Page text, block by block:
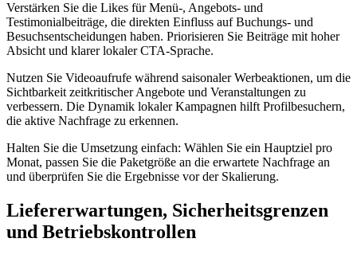
Verstärken Sie die Likes für Menü-, Angebots- und
Testimonialbeiträge, die direkten Einfluss auf Buchungs- und
Besuchsentscheidungen haben. Priorisieren Sie Beiträge mit hoher
Absicht und klarer lokaler CTA-Sprache.
Nutzen Sie Videoaufrufe während saisonaler Werbeaktionen, um die
Sichtbarkeit zeitkritischer Angebote und Veranstaltungen zu
verbessern. Die Dynamik lokaler Kampagnen hilft Profilbesuchern,
die aktive Nachfrage zu erkennen.
Halten Sie die Umsetzung einfach: Wählen Sie ein Hauptziel pro
Monat, passen Sie die Paketgröße an die erwartete Nachfrage an
und überprüfen Sie die Ergebnisse vor der Skalierung.
Liefererwartungen, Sicherheitsgrenzen
und Betriebskontrollen